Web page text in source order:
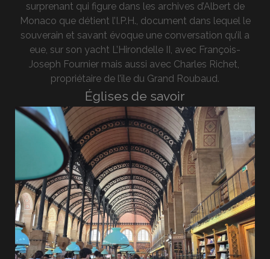
surprenant qui figure dans les archives d’Albert de
Monaco que détient l’I.P.H., document dans lequel le
souverain et savant évoque une conversation qu’il a
eue, sur son yacht L’Hirondelle II, avec François-
Joseph Fournier mais aussi avec Charles Richet,
propriétaire de l’île du Grand Roubaud.
Églises de savoir